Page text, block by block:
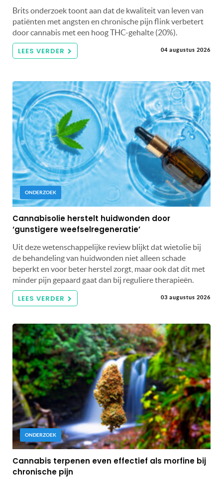
Brits onderzoek toont aan dat de kwaliteit van leven van
patiënten met angsten en chronische pijn flink verbetert
door cannabis met een hoog THC-gehalte (20%).
LEES VERDER 04 augustus 2026
ONDERZOEK
Cannabisolie herstelt huidwonden door
‘gunstigere weefselregeneratie’
Uit deze wetenschappelijke review blijkt dat wietolie bij
de behandeling van huidwonden niet alleen schade
beperkt en voor beter herstel zorgt, maar ook dat dit met
minder pijn gepaard gaat dan bij reguliere therapieën.
LEES VERDER 03 augustus 2026
ONDERZOEK
Cannabis terpenen even effectief als morfine bij
chronische pijn